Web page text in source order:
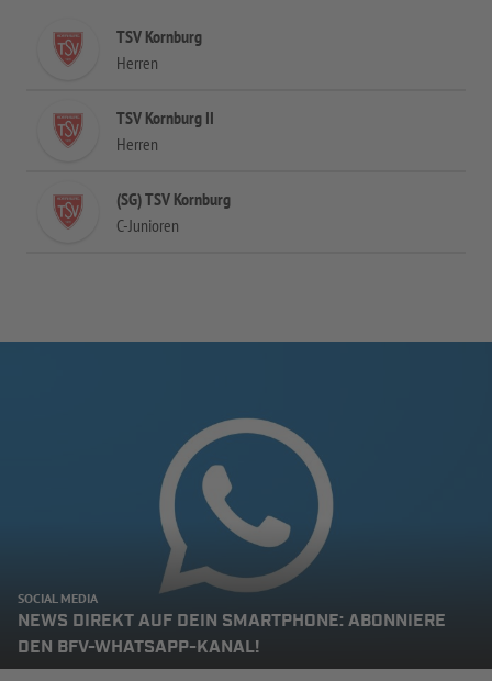
TSV Kornburg
Herren
TSV Kornburg II
Herren
(SG) TSV Kornburg
C-Junioren
SOCIAL MEDIA
NEWS DIREKT AUF DEIN SMARTPHONE: ABONNIERE
DEN BFV-WHATSAPP-KANAL!